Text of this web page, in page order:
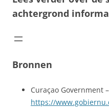
achtergrond
Bronnen
Curaçao Government
https://